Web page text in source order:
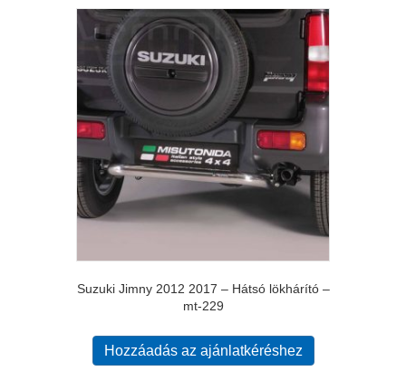
Suzuki Jimny 2012 2017 – Hátsó lökhárító –
mt-229
Hozzáadás az ajánlatkéréshez